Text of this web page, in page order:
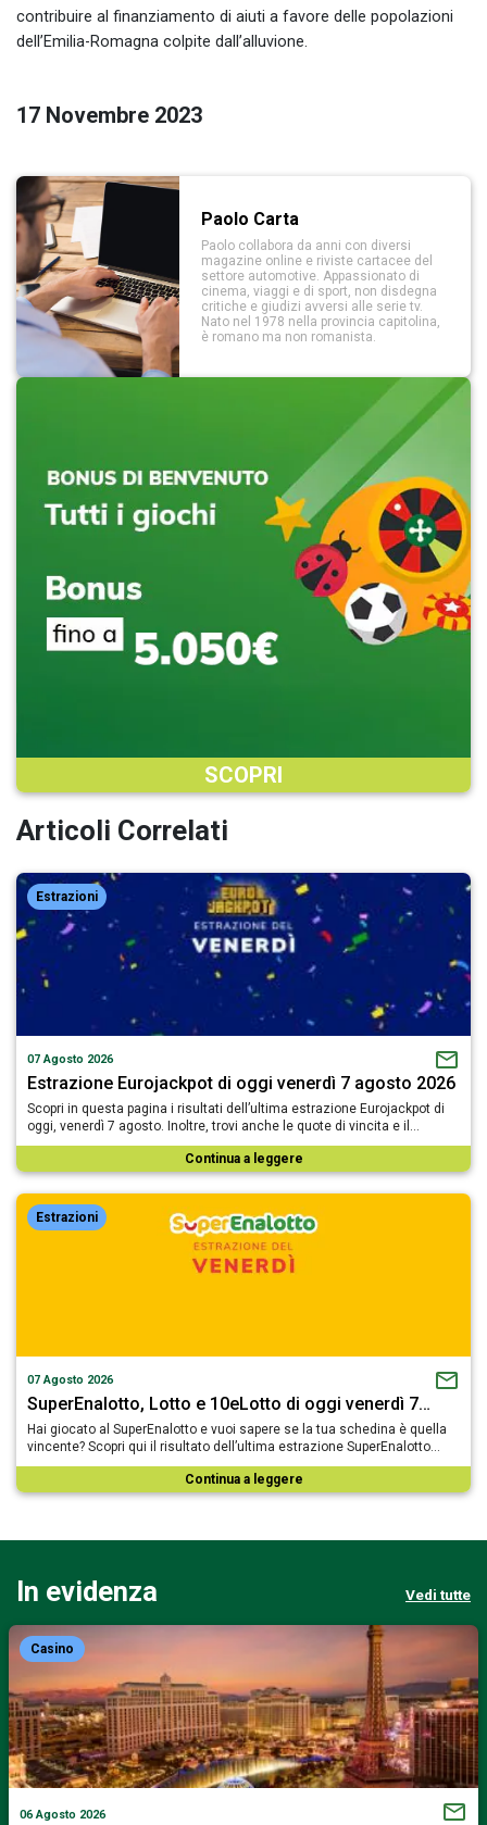
contribuire al finanziamento di aiuti a favore delle popolazioni
dell’Emilia-Romagna colpite dall’alluvione.
17 Novembre 2023
Paolo Carta
Paolo collabora da anni con diversi
magazine online e riviste cartacee del
settore automotive. Appassionato di
cinema, viaggi e di sport, non disdegna
critiche e giudizi avversi alle serie tv.
Nato nel 1978 nella provincia capitolina,
è romano ma non romanista.
SCOPRI
Articoli Correlati
Estrazioni
07 Agosto 2026
Estrazione Eurojackpot di oggi venerdì 7 agosto 2026
Scopri in questa pagina i risultati dell’ultima estrazione Eurojackpot di
oggi, venerdì 7 agosto. Inoltre, trovi anche le quote di vincita e il…
Continua a leggere
Estrazioni
07 Agosto 2026
SuperEnalotto, Lotto e 10eLotto di oggi venerdì 7…
Hai giocato al SuperEnalotto e vuoi sapere se la tua schedina è quella
vincente? Scopri qui il risultato dell’ultima estrazione SuperEnalotto…
Continua a leggere
In evidenza Vedi tutte
Casino
06 Agosto 2026